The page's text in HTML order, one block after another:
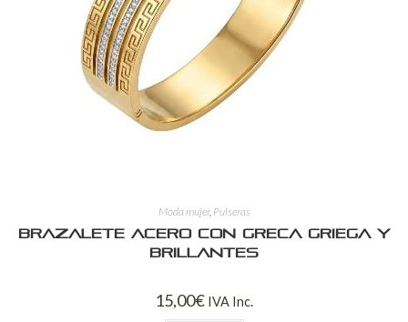
Moda mujer, Pulseras
Brazalete Acero con Greca Griega y
Brillantes
15,00€ IVA Inc.